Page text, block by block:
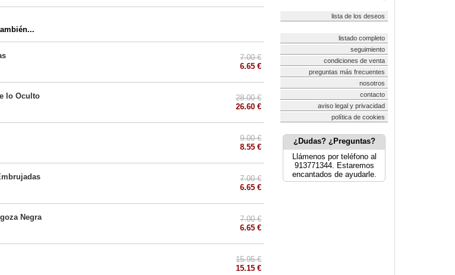
7.00 €
6.65 €
lo Oculto
28.00 €
26.60 €
9.00 €
8.55 €
7.00 €
6.65 €
Negra
7.00 €
6.65 €
15.95 €
15.15 €
lista de los deseos
listado completo
seguimiento
condiciones de venta
preguntas más frecuentes
nosotros
contacto
aviso legal y privacidad
política de cookies
¿Dudas? ¿Preguntas?
Llámenos por teléfono al
913771344. Estaremos
encantados de ayudarle.